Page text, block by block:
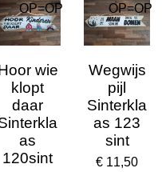
OP=OP
wie
klopt
daar
as
120sint
OP=OP
Wegwijs
pijl
Sinterkla
as 123
sint
€ 11,50